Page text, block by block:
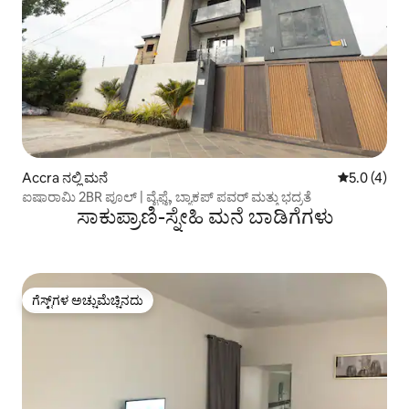
Accra ನಲ್ಲಿ ಮನೆ 5 ರಲ್ಲಿ 5.0
5.0 (4)
ಐಷಾರಾಮಿ 2BR ಪೂಲ್ | ವೈಫೈ, ಬ್ಯಾಕಪ್ ಪವರ್ ಮತ್ತು ಭದ್ರತೆ
ಸಾಕುಪ್ರಾಣಿ-ಸ್ನೇಹಿ ಮನೆ ಬಾಡಿಗೆಗಳು
ಗೆಸ್ಟ್‌ಗಳ ಅಚ್ಚುಮೆಚ್ಚಿನದು
ಗೆಸ್ಟ್‌ಗಳ ಅಚ್ಚುಮೆಚ್ಚಿನದು